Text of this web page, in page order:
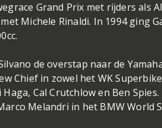
Grand Prix met rijders als
Michele Rinaldi. In 1994 ging
de overstap naar de
Chief in zowel het WK
Cal Crutchlow en Ben
Melandri in het BMW World